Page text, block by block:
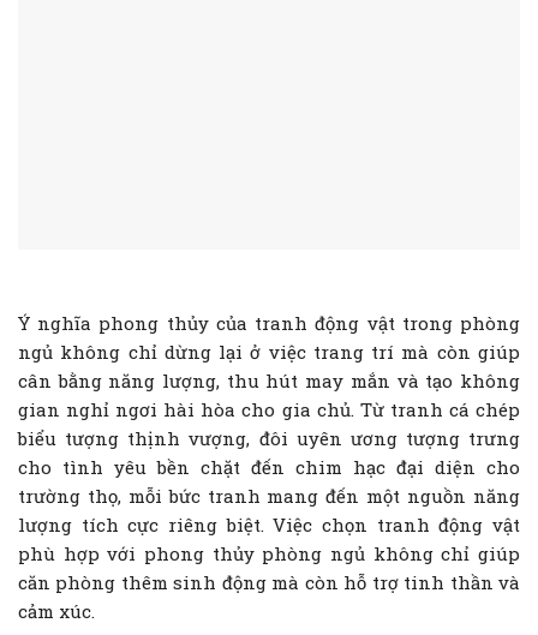
Ý nghĩa phong thủy của tranh động vật trong phòng
ngủ không chỉ dừng lại ở việc trang trí mà còn giúp
cân bằng năng lượng, thu hút may mắn và tạo không
gian nghỉ ngơi hài hòa cho gia chủ. Từ tranh cá chép
biểu tượng thịnh vượng, đôi uyên ương tượng trưng
cho tình yêu bền chặt đến chim hạc đại diện cho
trường thọ, mỗi bức tranh mang đến một nguồn năng
lượng tích cực riêng biệt. Việc chọn tranh động vật
phù hợp với phong thủy phòng ngủ không chỉ giúp
căn phòng thêm sinh động mà còn hỗ trợ tinh thần và
cảm xúc.